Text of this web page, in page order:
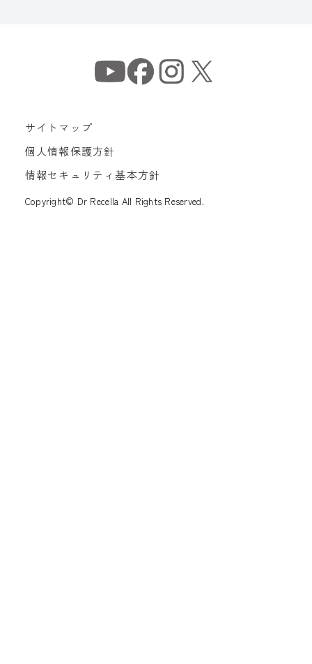
サイトマップ
個人情報保護方針
情報セキュリティ基本方針
Copyright© Dr Recella All Rights Reserved.